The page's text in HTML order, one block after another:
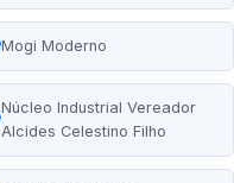
Mogi Moderno
Núcleo Industrial Vereador
Alcides Celestino Filho